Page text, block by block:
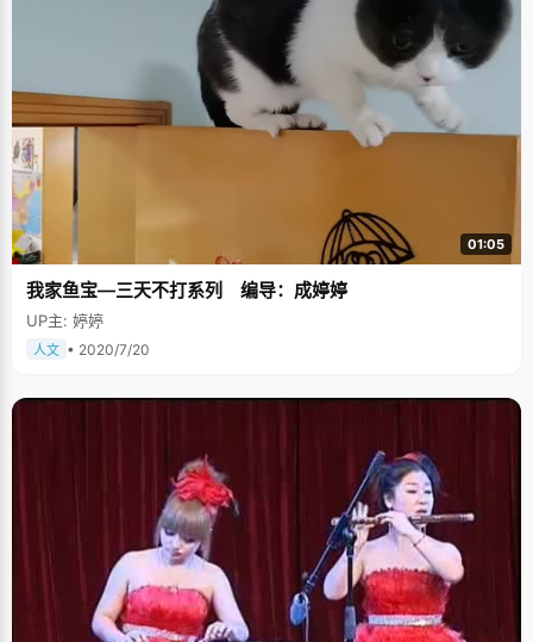
01:05
我家鱼宝—三天不打系列 编导：成婷婷
UP主: 婷婷
人文 • 2020/7/20